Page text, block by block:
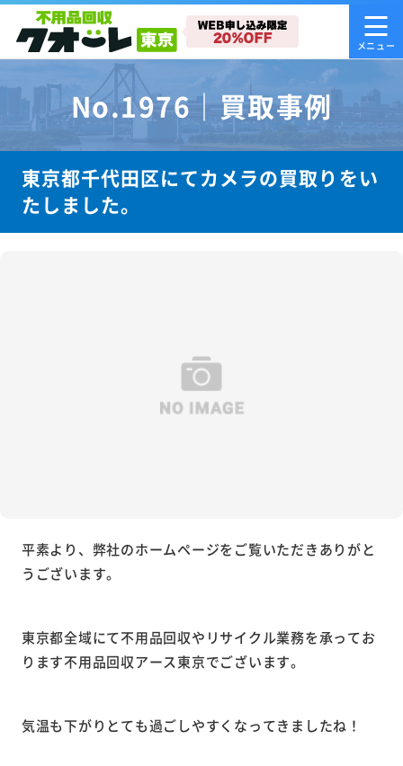
No.1976｜買取事例
東京都千代田区にてカメラの買取りをい
たしました。
平素より、弊社のホームページをご覧いただきありがと
うございます。
東京都全域にて不用品回収やリサイクル業務を承ってお
ります不用品回収アース東京でございます。
気温も下がりとても過ごしやすくなってきましたね！